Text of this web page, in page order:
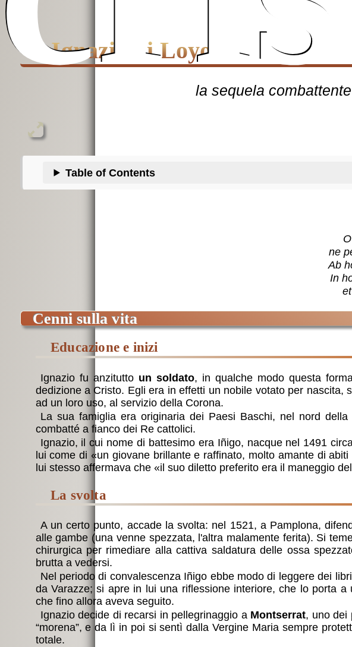
S.Ignazio di Loyola
la sequela
Table of Contents
ne
Ab
In
cenni sulla vita
educazione e inizi
Ignazio fu anzitutto un soldato, in qualche modo questa
dedizione a Cristo. Egli era in effetti un nobile votato per
ad un loro uso, al servizio della Corona.
La sua famiglia era originaria dei Paesi Baschi, nel nord
combatté a fianco dei Re cattolici.
Ignazio, il cui nome di battesimo era Iñigo, nacque nel 1491
lui come di «un giovane brillante e raffinato, molto amante di
lui stesso affermava che «il suo diletto preferito era il maneggio
la svolta
A un certo punto, accade la svolta: nel 1521, a Pamplona,
alle gambe (una venne spezzata, l'altra malamente ferita). Si
chirurgica per rimediare alla cattiva saldatura delle ossa
brutta a vedersi.
Nel periodo di convalescenza Iñigo ebbe modo di leggere dei
da Varazze; si apre in lui una riflessione interiore, che lo porta
che fino allora aveva seguito.
Ignazio decide di recarsi in pellegrinaggio a Montserrat, uno dei
“morena”, e da lì in poi si sentì dalla Vergine Maria sempre
totale.